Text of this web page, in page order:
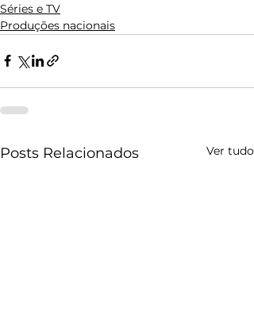
Séries e TV
Produções nacionais
Posts Relacionados Ver tudo